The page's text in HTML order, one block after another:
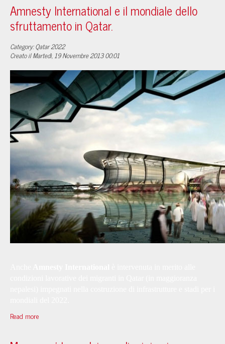
Amnesty International e il mondiale dello
sfruttamento in Qatar.
Category: Qatar 2022
Creato il Martedì, 19 Novembre 2013 00:01
Read more